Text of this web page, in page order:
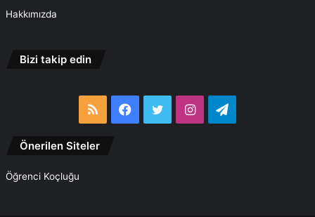
Hakkımızda
Bizi takip edin
RSS Facebook
TwitterInstagramTelegram
Önerilen Siteler
Öğrenci Koçluğu